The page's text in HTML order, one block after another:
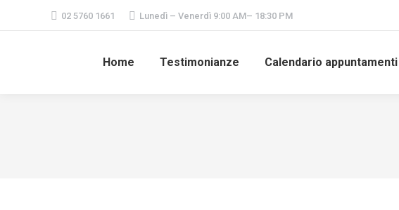
02 5760 1661 Lunedì – Venerdì 9:00 AM– 18:30 PM
Home Testimonianze Calendario appuntamenti